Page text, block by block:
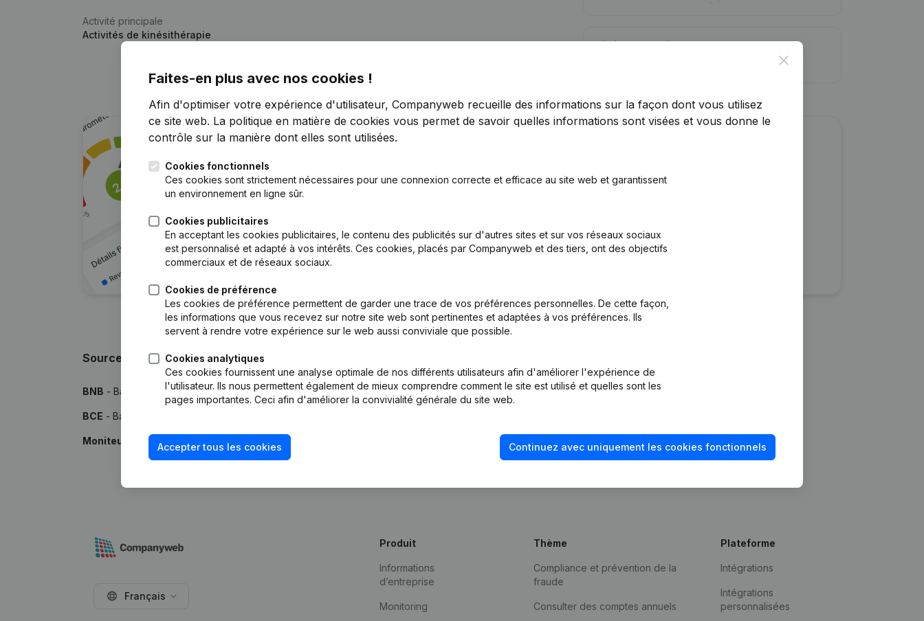
Activité principale
Activités de kinésithérapie
Limite de crédit
Vous recherchez plus d’informations sur cette entreprise ?
Essayer gratuitement Découvrir plus
Sources
BNB - Banque Nationale de Belgique
BCE - Banque-Carrefour des Entreprises
Moniteur - Publications par le Moniteur Belge
Close
Faites-en plus avec nos cookies !
Afin d'optimiser votre expérience d'utilisateur, Companyweb recueille des informations sur la façon dont vous utilisez
ce site web. La politique en matière de cookies vous permet de savoir quelles informations sont visées et vous donne le
contrôle sur la manière dont elles sont utilisées.
Cookies fonctionnels
Ces cookies sont strictement nécessaires pour une connexion correcte et efficace au site web et garantissent
un environnement en ligne sûr.
Cookies publicitaires
En acceptant les cookies publicitaires, le contenu des publicités sur d'autres sites et sur vos réseaux sociaux
est personnalisé et adapté à vos intérêts. Ces cookies, placés par Companyweb et des tiers, ont des objectifs
commerciaux et de réseaux sociaux.
Cookies de préférence
Les cookies de préférence permettent de garder une trace de vos préférences personnelles. De cette façon,
les informations que vous recevez sur notre site web sont pertinentes et adaptées à vos préférences. Ils
servent à rendre votre expérience sur le web aussi conviviale que possible.
Cookies analytiques
Ces cookies fournissent une analyse optimale de nos différents utilisateurs afin d'améliorer l'expérience de
l'utilisateur. Ils nous permettent également de mieux comprendre comment le site est utilisé et quelles sont les
pages importantes. Ceci afin d'améliorer la convivialité générale du site web.
Accepter tous les cookies Continuez avec uniquement les cookies fonctionnels
Français
Produit
Informations
d’entreprise
Monitoring
Thème
Compliance et prévention de la
fraude
Consulter des comptes annuels
Plateforme
Intégrations
Intégrations
personnalisées